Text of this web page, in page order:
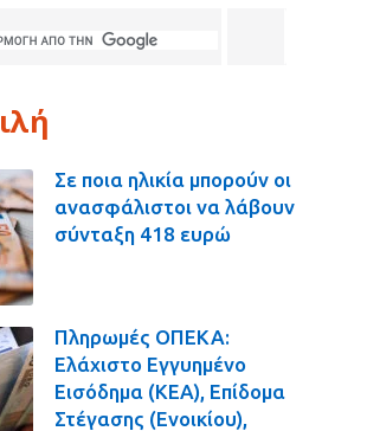
Σε ποια ηλικία μπορούν οι
ανασφάλιστοι να λάβουν
σύνταξη 418 ευρώ
Πληρωμές ΟΠΕΚΑ:
Ελάχιστο Εγγυημένο
Εισόδημα (ΚΕΑ), Επίδομα
Στέγασης (Ενοικίου),